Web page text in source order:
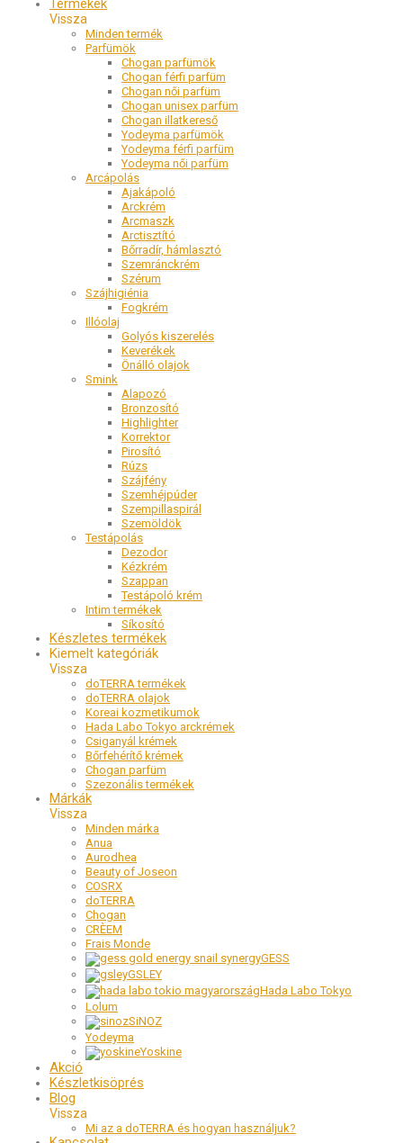
Termékek
Minden termék
Parfümök
Chogan parfümök
Chogan férfi parfüm
Chogan női parfüm
Chogan unisex parfüm
Chogan illatkereső
Yodeyma parfümök
Yodeyma férfi parfüm
Yodeyma női parfüm
Arcápolás
Ajakápoló
Arckrém
Arcmaszk
Arctisztító
Bőrradír, hámlasztó
Szemránckrém
Szérum
Szájhigiénia
Fogkrém
Illóolaj
Golyós kiszerelés
Keverékek
Önálló olajok
Smink
Alapozó
Bronzosító
Highlighter
Korrektor
Pirosító
Rúzs
Szájfény
Szemhéjpúder
Szempillaspirál
Szemöldök
Testápolás
Dezodor
Kézkrém
Szappan
Testápoló krém
Intim termékek
Síkosító
Készletes termékek
Kiemelt kategóriák
doTERRA termékek
doTERRA olajok
Koreai kozmetikumok
Hada Labo Tokyo arckrémek
Csiganyál krémek
Bőrfehérítő krémek
Chogan parfüm
Szezonális termékek
Márkák
Minden márka
Anua
Aurodhea
Beauty of Joseon
COSRX
doTERRA
Chogan
CRÈEM
Frais Monde
GESS
GSLEY
Hada Labo Tokyo
Lolum
SiNOZ
Yodeyma
Yoskine
Akció
Készletkisöprés
Blog
Mi az a doTERRA és hogyan használjuk?